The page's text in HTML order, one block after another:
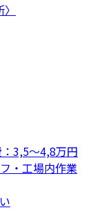
3,5～4,8万円
・工場内作業